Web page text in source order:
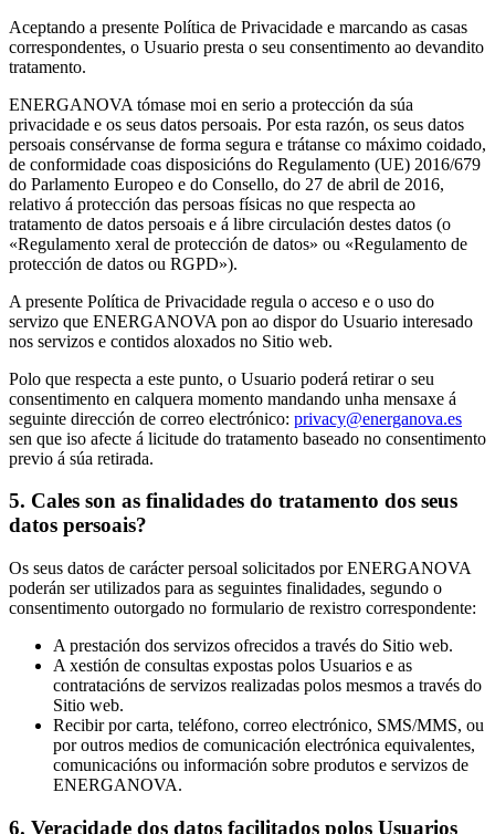
Aceptando a presente Política de Privacidade e marcando as casas
correspondentes, o Usuario presta o seu consentimento ao devandito
tratamento.
ENERGANOVA tómase moi en serio a protección da súa
privacidade e os seus datos persoais. Por esta razón, os seus datos
persoais consérvanse de forma segura e trátanse co máximo coidado,
de conformidade coas disposicións do Regulamento (UE) 2016/679
do Parlamento Europeo e do Consello, do 27 de abril de 2016,
relativo á protección das persoas físicas no que respecta ao
tratamento de datos persoais e á libre circulación destes datos (o
«Regulamento xeral de protección de datos» ou «Regulamento de
protección de datos ou RGPD»).
A presente Política de Privacidade regula o acceso e o uso do
servizo que ENERGANOVA pon ao dispor do Usuario interesado
nos servizos e contidos aloxados no Sitio web.
Polo que respecta a este punto, o Usuario poderá retirar o seu
consentimento en calquera momento mandando unha mensaxe á
seguinte dirección de correo electrónico: privacy@energanova.es
sen que iso afecte á licitude do tratamento baseado no consentimento
previo á súa retirada.
5. Cales son as finalidades do tratamento dos seus
datos persoais?
Os seus datos de carácter persoal solicitados por ENERGANOVA
poderán ser utilizados para as seguintes finalidades, segundo o
consentimento outorgado no formulario de rexistro correspondente:
A prestación dos servizos ofrecidos a través do Sitio web.
A xestión de consultas expostas polos Usuarios e as
contratacións de servizos realizadas polos mesmos a través do
Sitio web.
Recibir por carta, teléfono, correo electrónico, SMS/MMS, ou
por outros medios de comunicación electrónica equivalentes,
comunicacións ou información sobre produtos e servizos de
ENERGANOVA.
6. Veracidade dos datos facilitados polos Usuarios